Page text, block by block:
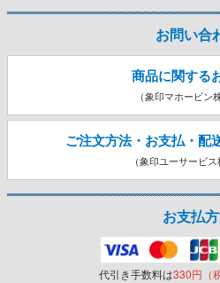
お問い合
商品に関する
（象印マホービン
ご注文方法・お支払・配
（象印ユーサービス
お支払
代引き手数料は330円（